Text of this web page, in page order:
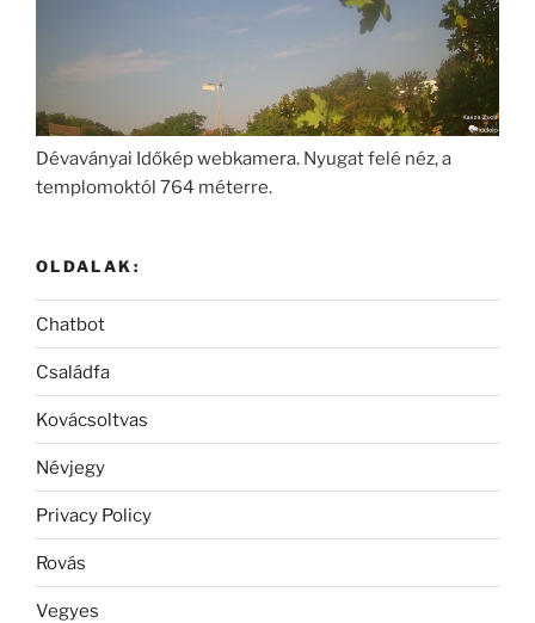
Dévaványai Időkép webkamera. Nyugat felé néz, a
templomoktól 764 méterre.
OLDALAK:
Chatbot
Családfa
Kovácsoltvas
Névjegy
Privacy Policy
Rovás
Vegyes